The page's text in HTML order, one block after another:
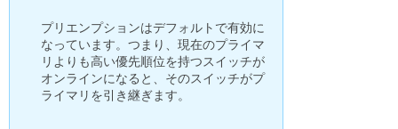
の
ラ
イ
セ
ン
プリエンプションはデフォルトで有効に
なっています。つまり、現在のプライマ
リよりも高い優先順位を持つスイッチが
オンラインになると、そのスイッチがプ
ライマリを引き継ぎます。